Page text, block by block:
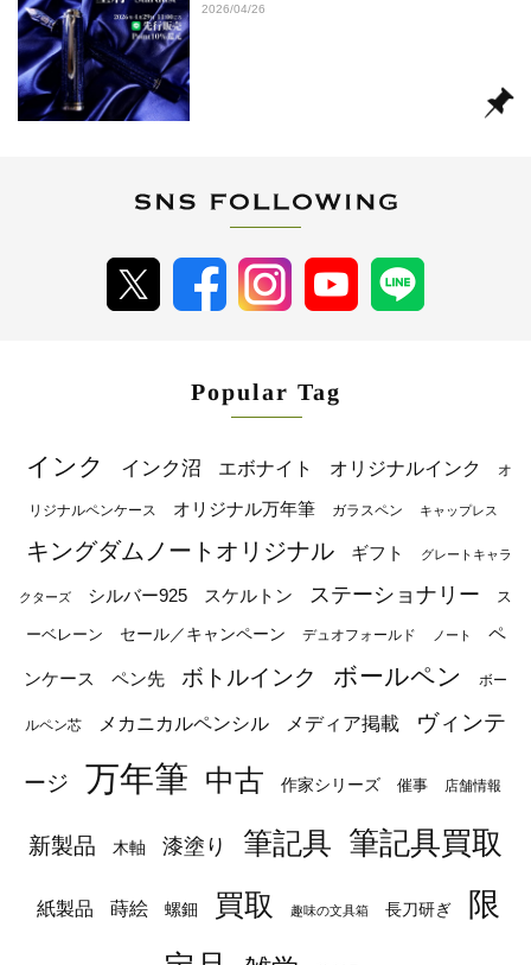
2026/04/26
Popular Tag
インク インク沼 エボナイト オリジナルインク オ
リジナルペンケース オリジナル万年筆 ガラスペン キャップレス
キングダムノートオリジナル ギフト グレートキャラ
クターズ シルバー925 スケルトン ステーショナリー ス
ーベレーン セール／キャンペーン デュオフォールド ノート ペ
ンケース ペン先 ボトルインク ボールペン ボー
ルペン芯 メカニカルペンシル メディア掲載 ヴィンテ
ージ 万年筆 中古 作家シリーズ 催事 店舗情報
新製品 木軸 漆塗り 筆記具 筆記具買取
紙製品 蒔絵 螺鈿 買取 趣味の文具箱 長刀研ぎ
限